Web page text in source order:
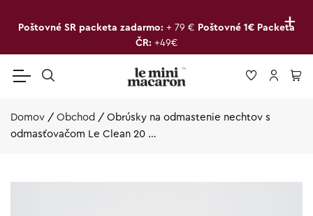
+
Poštovné SR packeta zadarmo: + 79 € Poštovné 1€ Packeta
ČR: +49€
Domov / Obchod / Obrúsky na odmastenie nechtov s
odmasťovačom Le Clean 20 …